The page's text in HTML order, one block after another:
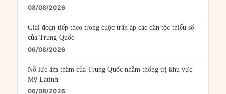
08/08/2026
Giai đoạn tiếp theo trong cuộc trấn áp các dân tộc thiểu số
của Trung Quốc
06/08/2026
Nỗ lực âm thầm của Trung Quốc nhằm thống trị khu vực
Mỹ Latinh
06/08/2026